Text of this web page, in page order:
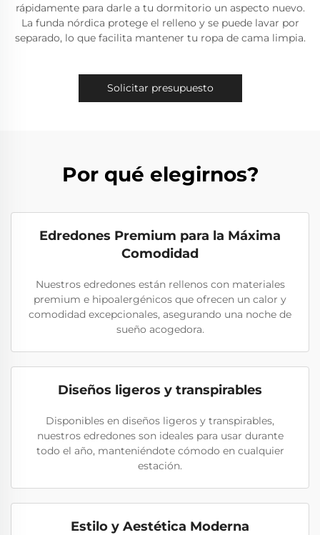
rápidamente para darle a tu dormitorio un aspecto nuevo.
La funda nórdica protege el relleno y se puede lavar por
separado, lo que facilita mantener tu ropa de cama limpia.
Solicitar presupuesto
Por qué elegirnos?
Edredones Premium para la Máxima
Comodidad
Nuestros edredones están rellenos con materiales
premium e hipoalergénicos que ofrecen un calor y
comodidad excepcionales, asegurando una noche de
sueño acogedora.
Diseños ligeros y transpirables
Disponibles en diseños ligeros y transpirables,
nuestros edredones son ideales para usar durante
todo el año, manteniéndote cómodo en cualquier
estación.
Estilo y Aestética Moderna